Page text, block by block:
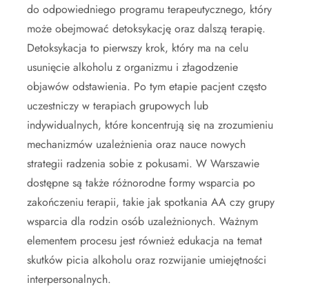
do odpowiedniego programu terapeutycznego, który
może obejmować detoksykację oraz dalszą terapię.
Detoksykacja to pierwszy krok, który ma na celu
usunięcie alkoholu z organizmu i złagodzenie
objawów odstawienia. Po tym etapie pacjent często
uczestniczy w terapiach grupowych lub
indywidualnych, które koncentrują się na zrozumieniu
mechanizmów uzależnienia oraz nauce nowych
strategii radzenia sobie z pokusami. W Warszawie
dostępne są także różnorodne formy wsparcia po
zakończeniu terapii, takie jak spotkania AA czy grupy
wsparcia dla rodzin osób uzależnionych. Ważnym
elementem procesu jest również edukacja na temat
skutków picia alkoholu oraz rozwijanie umiejętności
interpersonalnych.